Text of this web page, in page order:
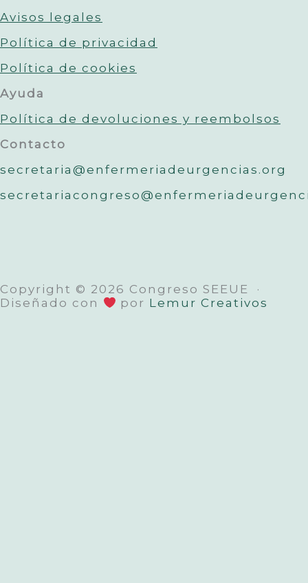
Avisos legales
Política de privacidad
Política de cookies
Ayuda
Política de devoluciones y reembolsos
Contacto
secretaria@enfermeriadeurgencias.org
Copyright © 2026 Congreso SEEUE ·
Diseñado con
por Lemur Creativos